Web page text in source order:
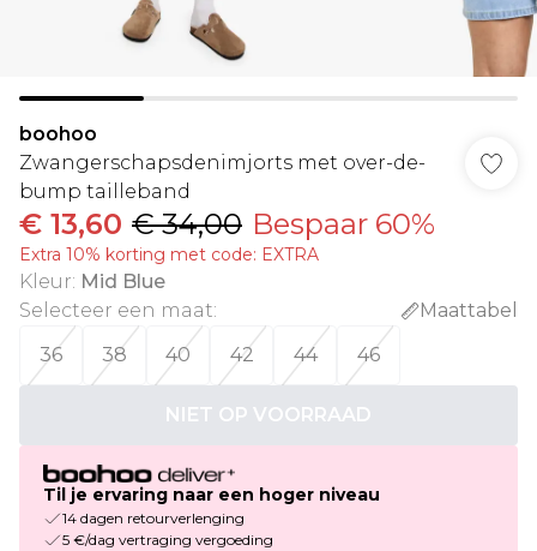
boohoo
Zwangerschapsdenimjorts met over-de-
bump tailleband
€ 13,60 € 34,00 Bespaar 60%
Extra 10% korting met code: EXTRA
Kleur: Mid Blue
Selecteer een maat:
Maattabel
36
38 40 42 44 46
NIET OP VOORRAAD
Til je ervaring naar een hoger niveau
14 dagen retourverlenging
5 €/dag vertraging vergoeding